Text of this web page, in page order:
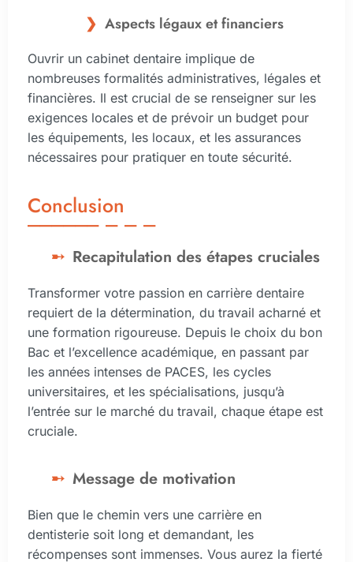
Aspects légaux et financiers
Ouvrir un cabinet dentaire implique de
nombreuses formalités administratives, légales et
financières. Il est crucial de se renseigner sur les
exigences locales et de prévoir un budget pour
les équipements, les locaux, et les assurances
nécessaires pour pratiquer en toute sécurité.
Conclusion
Recapitulation des étapes cruciales
Transformer votre passion en carrière dentaire
requiert de la détermination, du travail acharné et
une formation rigoureuse. Depuis le choix du bon
Bac et l’excellence académique, en passant par
les années intenses de PACES, les cycles
universitaires, et les spécialisations, jusqu’à
l’entrée sur le marché du travail, chaque étape est
cruciale.
Message de motivation
Bien que le chemin vers une carrière en
dentisterie soit long et demandant, les
récompenses sont immenses. Vous aurez la fierté